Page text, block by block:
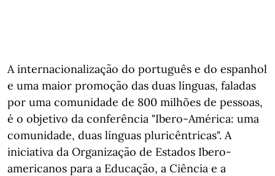
A internacionalização do português e do espanhol
e uma maior promoção das duas línguas, faladas
por uma comunidade de 800 milhões de pessoas,
é o objetivo da conferência "Ibero-América: uma
comunidade, duas línguas pluricêntricas". A
iniciativa da Organização de Estados Ibero-
americanos para a Educação, a Ciência e a